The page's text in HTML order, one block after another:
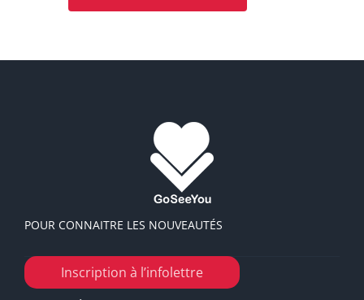
POUR CONNAITRE LES NOUVEAUTÉS
Inscription à l’infolettre